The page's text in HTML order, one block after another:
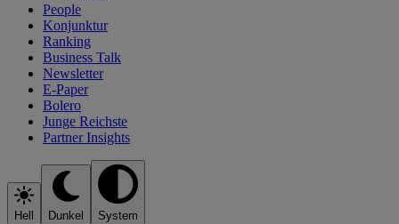
People
Konjunktur
Ranking
Business Talk
Newsletter
E-Paper
Bolero
Junge Reichste
Partner Insights
Hell Dunkel System